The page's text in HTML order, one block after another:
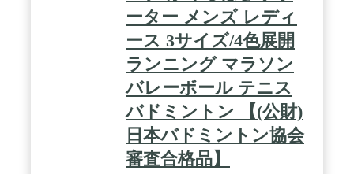
ーター メンズ レディ
ース 3サイズ/4色展開
ランニング マラソン
バレーボール テニス
バドミントン 【(公財)
日本バドミントン協会
審査合格品】